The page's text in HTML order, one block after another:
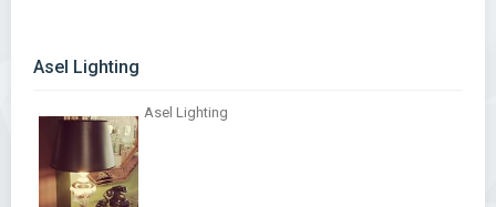
Asel Lighting
Asel Lighting